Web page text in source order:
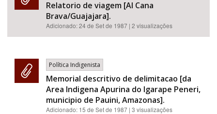
Relatorio de viagem [AI Cana
Brava/Guajajara].
Adicionado:24 de Set de 1987 | 2 visualizações
Política Indigenista
Memorial descritivo de delimitacao [da
Area Indigena Apurina do Igarape Peneri,
municipio de Pauini, Amazonas].
Adicionado: 15 de Set de 1987 | 3 visualizações